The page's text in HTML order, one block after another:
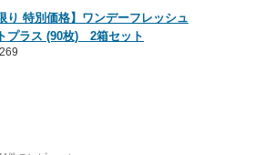
り 特別価格】ワンデーフレッシュ
プラス (90枚) 2箱セット